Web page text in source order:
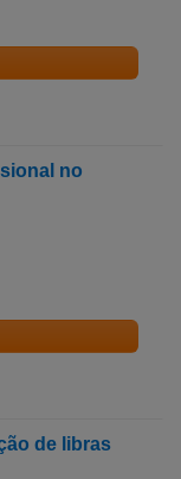
no
de libras